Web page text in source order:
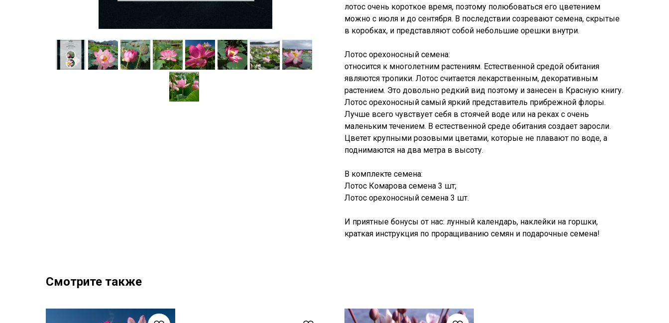
лотос очень короткое время, поэтому полюбоваться его цветением
можно с июля и до сентября. В последствии созревают семена, скрытые
в коробках, и представляют собой небольшие орешки внутри.
Лотос орехоносный семена:
относится к многолетним растениям. Естественной средой обитания
являются тропики. Лотос считается лекарственным, декоративным
растением. Это довольно редкий вид поэтому и занесен в Красную книгу.
Лотос орехоносный самый яркий представитель прибрежной флоры.
Лучше всего чувствует себя в стоячей воде или на реках с очень
маленьким течением. В естественной среде обитания создает заросли.
Цветет крупными розовыми цветами, которые не плавают по воде, а
поднимаются на два метра в высоту.
В комплекте семена:
Лотос Комарова семена 3 шт;
Лотос орехоносный семена 3 шт.
И приятные бонусы от нас: лунный календарь, наклейки на горшки,
краткая инструкция по проращиванию семян и подарочные семена!
Смотрите также